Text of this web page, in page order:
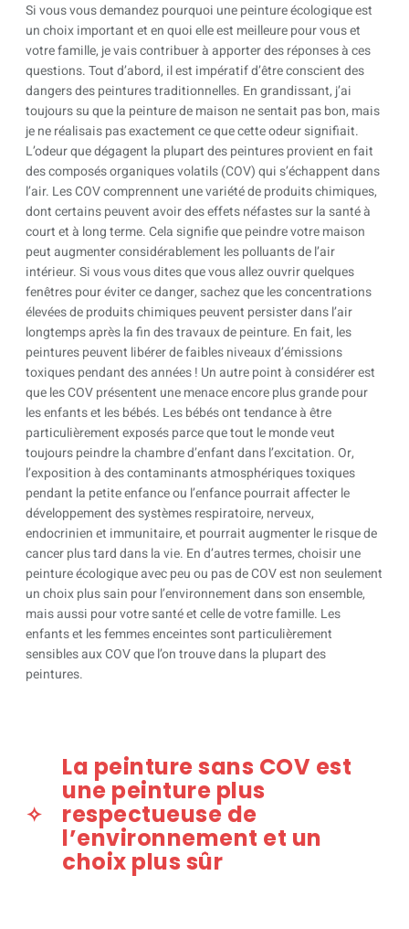
Si vous vous demandez pourquoi une peinture écologique est
un choix important et en quoi elle est meilleure pour vous et
votre famille, je vais contribuer à apporter des réponses à ces
questions. Tout d’abord, il est impératif d’être conscient des
dangers des peintures traditionnelles. En grandissant, j’ai
toujours su que la peinture de maison ne sentait pas bon, mais
je ne réalisais pas exactement ce que cette odeur signifiait.
L’odeur que dégagent la plupart des peintures provient en fait
des composés organiques volatils (COV) qui s’échappent dans
l’air. Les COV comprennent une variété de produits chimiques,
dont certains peuvent avoir des effets néfastes sur la santé à
court et à long terme. Cela signifie que peindre votre maison
peut augmenter considérablement les polluants de l’air
intérieur. Si vous vous dites que vous allez ouvrir quelques
fenêtres pour éviter ce danger, sachez que les concentrations
élevées de produits chimiques peuvent persister dans l’air
longtemps après la fin des travaux de peinture. En fait, les
peintures peuvent libérer de faibles niveaux d’émissions
toxiques pendant des années ! Un autre point à considérer est
que les COV présentent une menace encore plus grande pour
les enfants et les bébés. Les bébés ont tendance à être
particulièrement exposés parce que tout le monde veut
toujours peindre la chambre d’enfant dans l’excitation. Or,
l’exposition à des contaminants atmosphériques toxiques
pendant la petite enfance ou l’enfance pourrait affecter le
développement des systèmes respiratoire, nerveux,
endocrinien et immunitaire, et pourrait augmenter le risque de
cancer plus tard dans la vie. En d’autres termes, choisir une
peinture écologique avec peu ou pas de COV est non seulement
un choix plus sain pour l’environnement dans son ensemble,
mais aussi pour votre santé et celle de votre famille. Les
enfants et les femmes enceintes sont particulièrement
sensibles aux COV que l’on trouve dans la plupart des
peintures.
La peinture sans COV est
une peinture plus
respectueuse de
l’environnement et un
choix plus sûr